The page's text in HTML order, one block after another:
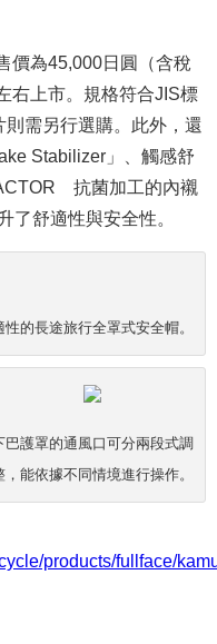
價為45,000日圓（含稅
右上市。規格符合JIS標
需另行選購。此外，還
Stabilizer」、觸感舒
抗菌加工的內襯
了舒適性與安全性。
的長途旅行全罩式安全帽。
巴護罩的通風口可分兩段式調
，能依據不同情境進行操作。
products/fullface/